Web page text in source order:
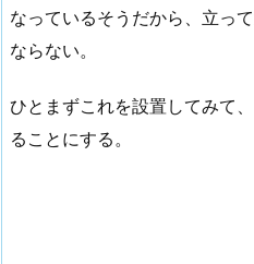
なっているそうだから、立っ
ならない。
ひとまずこれを設置してみて
ることにする。